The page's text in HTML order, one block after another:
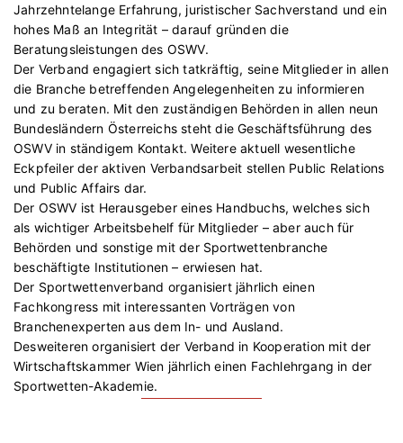
Jahrzehntelange Erfahrung, juristischer Sachverstand und ein
hohes Maß an Integrität – darauf gründen die
Beratungsleistungen des OSWV.
Der Verband engagiert sich tatkräftig, seine Mitglieder in allen
die Branche betreffenden Angelegenheiten zu informieren
und zu beraten. Mit den zuständigen Behörden in allen neun
Bundesländern Österreichs steht die Geschäftsführung des
OSWV in ständigem Kontakt. Weitere aktuell wesentliche
Eckpfeiler der aktiven Verbandsarbeit stellen Public Relations
und Public Affairs dar.
Der OSWV ist Herausgeber eines Handbuchs, welches sich
als wichtiger Arbeitsbehelf für Mitglieder – aber auch für
Behörden und sonstige mit der Sportwettenbranche
beschäftigte Institutionen – erwiesen hat.
Der Sportwettenverband organisiert jährlich einen
Fachkongress mit interessanten Vorträgen von
Branchenexperten aus dem In- und Ausland.
Desweiteren organisiert der Verband in Kooperation mit der
Wirtschaftskammer Wien jährlich einen Fachlehrgang in der
Sportwetten-Akademie.